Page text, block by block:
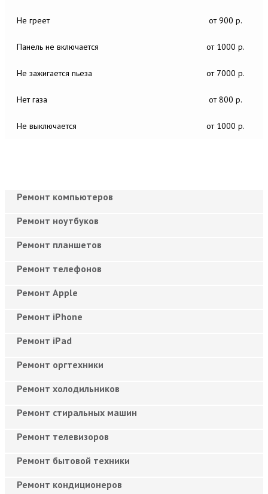
Не греет от 900 р.
Панель не включается от 1000 р.
Не зажигается пьеза от 7000 р.
Нет газа от 800 р.
Не выключается от 1000 р.
Ремонт компьютеров
Ремонт ноутбуков
Ремонт планшетов
Ремонт телефонов
Ремонт Apple
Ремонт iPhone
Ремонт iPad
Ремонт оргтехники
Ремонт холодильников
Ремонт стиральных машин
Ремонт телевизоров
Ремонт бытовой техники
Ремонт кондиционеров